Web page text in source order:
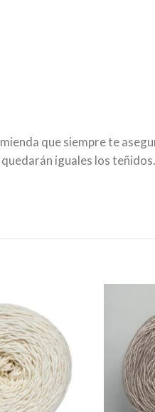
que siempre te
iguales los teñidos.